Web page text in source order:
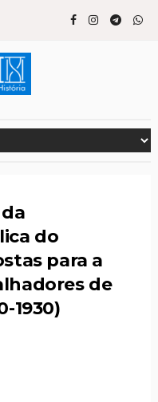
do
para a
de
1930)